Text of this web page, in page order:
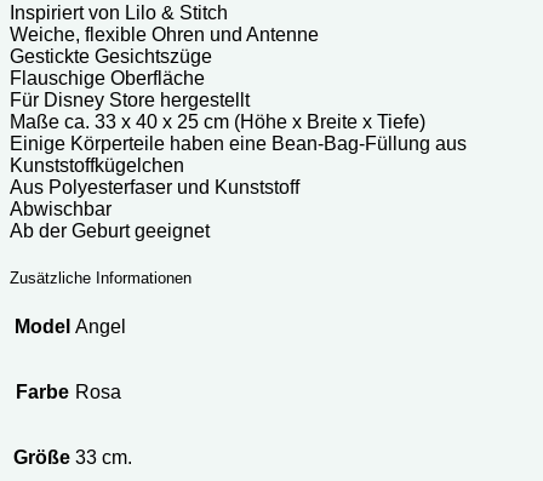
Inspiriert von Lilo & Stitch
Weiche, flexible Ohren und Antenne
Gestickte Gesichtszüge
Flauschige Oberfläche
Für Disney Store hergestellt
Maße ca. 33 x 40 x 25 cm (Höhe x Breite x Tiefe)
Einige Körperteile haben eine Bean-Bag-Füllung aus
Kunststoffkügelchen
Aus Polyesterfaser und Kunststoff
Abwischbar
Ab der Geburt geeignet
Zusätzliche Informationen
Model Angel
Farbe Rosa
Größe 33 cm.